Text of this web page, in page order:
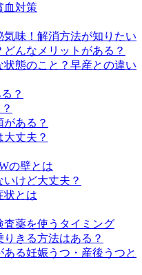
血対策
味！解消方法が知りたい
んなメリットがある？
態のこと？早産との違い
？
ある？
丈夫？
の壁とは
けど大丈夫？
状とは
薬を使うタイミング
きる方法はある？
る妊娠うつ・産後うつと